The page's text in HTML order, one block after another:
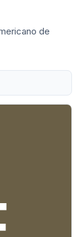
de